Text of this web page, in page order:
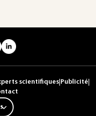
scientifiques Publicité